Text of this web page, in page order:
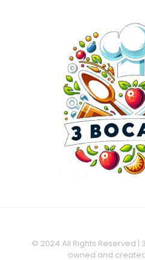
© 2024 All Rights Reserved |
owned and